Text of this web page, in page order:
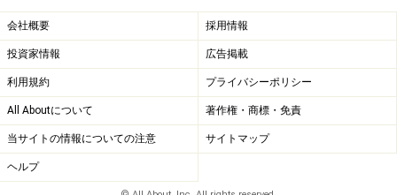
会社概要 採用情報
投資家情報 広告掲載
利用規約 プライバシーポリシー
All Aboutについて 著作権・商標・免責
当サイトの情報についての注意 サイトマップ
ヘルプ